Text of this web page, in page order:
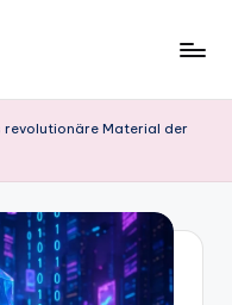
revolutionäre Material der